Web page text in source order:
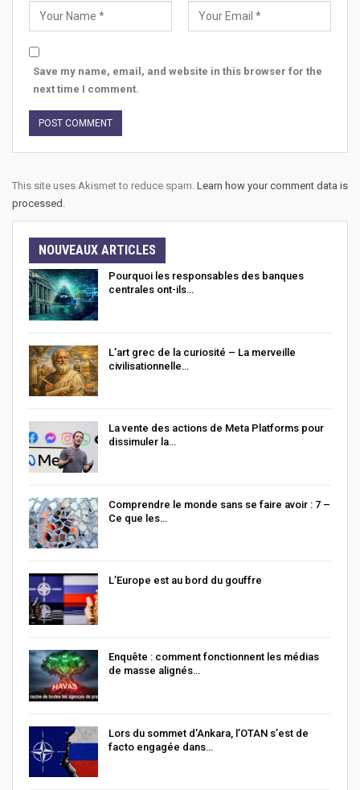
Save my name, email, and website in this browser for the
next time I comment.
This site uses Akismet to reduce spam. Learn how your comment data is
processed.
NOUVEAUX ARTICLES
Pourquoi les responsables des banques
centrales ont-ils…
L’art grec de la curiosité – La merveille
civilisationnelle…
La vente des actions de Meta Platforms pour
dissimuler la…
Comprendre le monde sans se faire avoir : 7 –
Ce que les…
L’Europe est au bord du gouffre
Enquête : comment fonctionnent les médias
de masse alignés…
Lors du sommet d’Ankara, l’OTAN s’est de
facto engagée dans…